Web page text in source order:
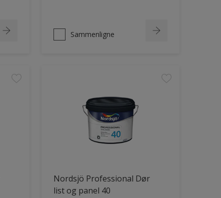
Sammenligne
Nordsjö Professional Dør
list og panel 40